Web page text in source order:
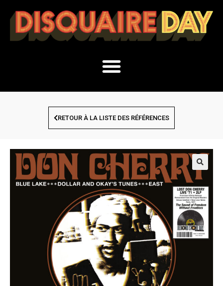
RETOUR À LA LISTE DES RÉFÉRENCES